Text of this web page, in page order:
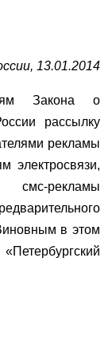
13.01.2014
Закона о
рассылку
рекламы
электросвязи,
рекламы
в этом